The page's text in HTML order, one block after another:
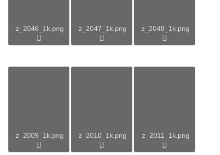
z_2046_1k.png z_2047_1k.png z_2048_1k.png
z_2009_1k.png z_2010_1k.png z_2011_1k.png